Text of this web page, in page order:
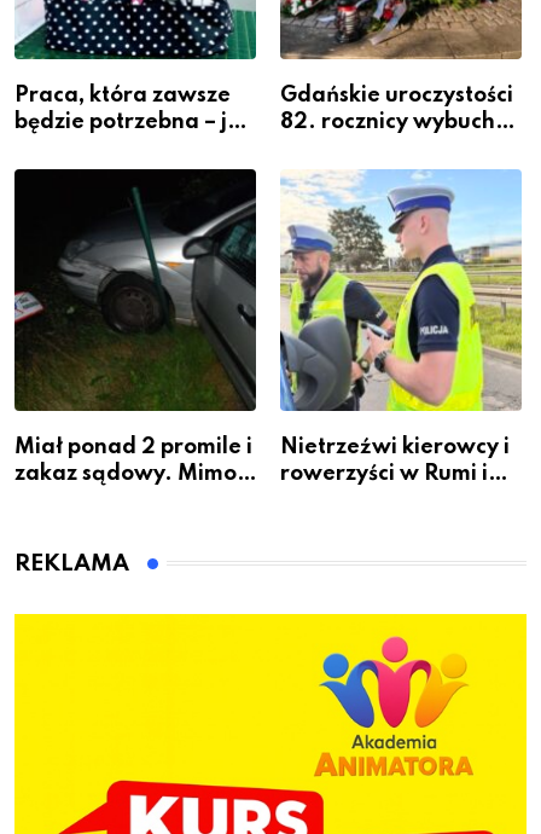
Praca, która zawsze
będzie potrzebna – jak
zawodem przyszłości i
gdzie się go nauczyć?
Gdańskie uroczystości
82. rocznicy wybuchu
Warszawskiego
Miał ponad 2 promile i
zakaz sądowy. Mimo
Bolszewie i uderzył w
Nietrzeźwi kierowcy i
rowerzyści w Rumi i
REKLAMA